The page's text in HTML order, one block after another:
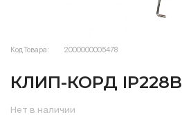
Код Товара: 2000000005478
КЛИП-КОРД IP228B
Нет в наличии